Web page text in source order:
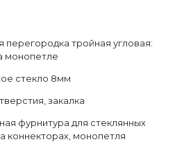
перегородка тройная угловая:
монопетле
стекло 8мм
закалка
фурнитура для стеклянных
коннекторах, монопетля